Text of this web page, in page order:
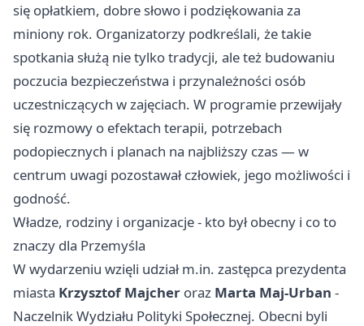
się opłatkiem, dobre słowo i podziękowania za
miniony rok. Organizatorzy podkreślali, że takie
spotkania służą nie tylko tradycji, ale też budowaniu
poczucia bezpieczeństwa i przynależności osób
uczestniczących w zajęciach. W programie przewijały
się rozmowy o efektach terapii, potrzebach
podopiecznych i planach na najbliższy czas — w
centrum uwagi pozostawał człowiek, jego możliwości i
godność.
Władze, rodziny i organizacje - kto był obecny i co to
znaczy dla Przemyśla
W wydarzeniu wzięli udział m.in. zastępca prezydenta
miasta Krzysztof Majcher oraz Marta Maj-Urban -
Naczelnik Wydziału Polityki Społecznej. Obecni byli